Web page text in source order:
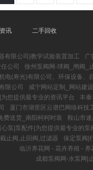
讯 二手回收
有限公司|教学试验装置加工 广
公司
徐州泵阀网-球阀_闸阀_
电(寿光)有限公司、环保设备、
限公司
咸宁网站定制_网站建
您提供最专业的资讯平台
丰
厦门市湖里区云谱巴网络科技
费送货_南阳柯柯时装
鞍山市
泵|泵配件|为您提供最专业的泵
止阀,止回阀,过滤器
保定泵阀|
临沂养花网 - 花卉养殖 -
成都泵阀网-水泵网|